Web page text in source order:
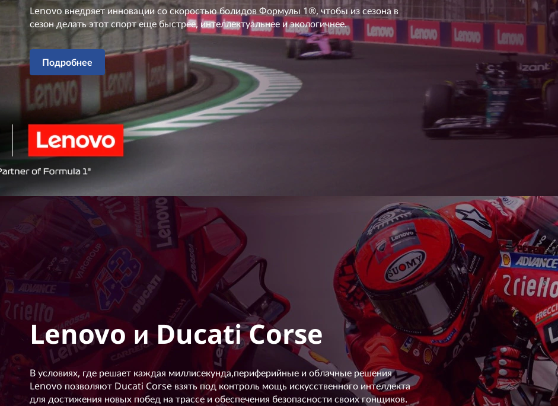
Lenovo внедряет инновации со скоростью болидов Формулы 1®, чтобы из сезона в
сезон делать этот спорт еще быстрее, интеллектуальнее и экологичнее.
Подробнее
Lenovo и Ducati Corse
В условиях, где решает каждая миллисекунда,периферийные и облачные решения
Lenovo позволяют Ducati Corse взять под контроль мощь искусственного интеллекта
для достижения новых побед на трассе и обеспечения безопасности своих гонщиков.